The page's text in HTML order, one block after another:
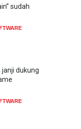
sudah
janji dukung